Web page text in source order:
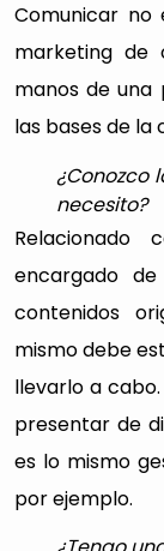
Comunicar no
marketing de
manos de una
las bases de la
¿Conozco
necesito?
encargado
contenidos
mismo debe
llevarlo a
presentar de
es lo mismo
por ejemplo.